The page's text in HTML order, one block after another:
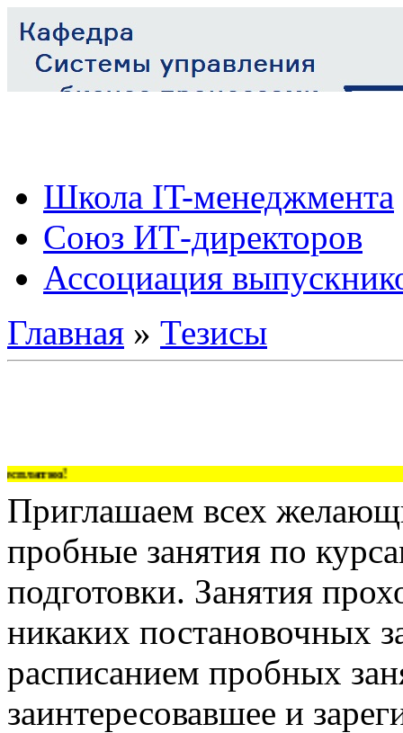
Школа IT-менеджмента
Союз ИТ-директоров
Ассоциация
Главная » Тезисы
Приглашаем всех
пробные занятия по
подготовки. Занятия
никаких постановочных
расписанием пробных
заинтересовавшее и